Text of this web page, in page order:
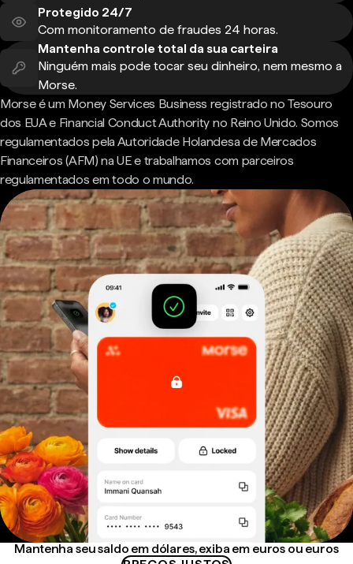
Protegido 24/7
Com monitoramento de fraudes 24 horas.
Mantenha controle total da sua carteira
Ninguém mais pode tocar seu dinheiro, nem mesmo a
Morse.
Morse é um Money Services Business registrado no Tesouro
dos EUA e Financial Conduct Authority no Reino Unido. Somos
regulamentados pela Autoridade Holandesa de Mercados
Financeiros (AFM) na UE e trabalhamos com parceiros
regulamentados em todo o mundo.
Mantenha seu saldo em dólares, exiba em euros ou euros